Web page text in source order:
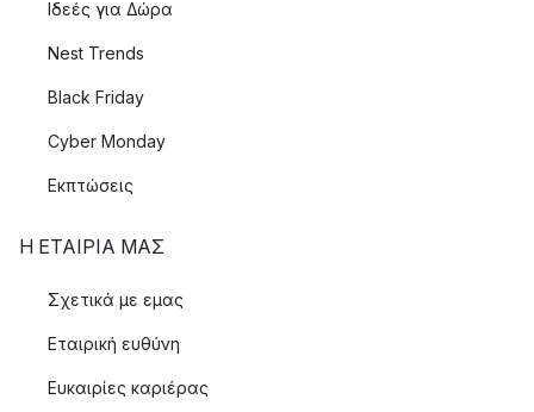
Ιδεές για Δώρα
Nest Trends
Black Friday
Cyber Monday
Εκπτώσεις
Η ΕΤΑΊΡΙΑ ΜΑΣ
Σχετικά με εμας
Εταιρική ευθύνη
Ευκαιρίες καριέρας